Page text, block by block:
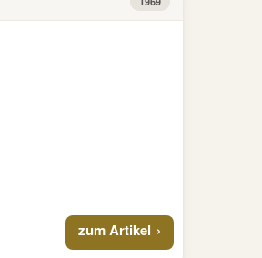
zum Artikel